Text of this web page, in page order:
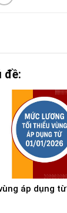
đề:
áp dụng từ